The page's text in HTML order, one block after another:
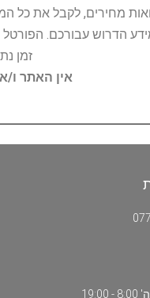
מחירים, לקבל את כל
הדרוש עבורכם.
זמן
אין האתר ו/